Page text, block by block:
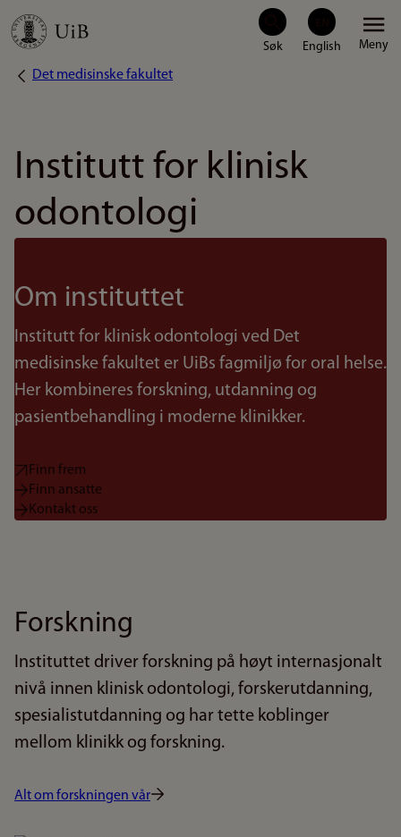
Hopp
Meny
Navigasjonssti
Det medisinske fakultet
Institutt for klinisk
odontologi
Om instituttet
Institutt for klinisk odontologi ved Det
medisinske fakultet er UiBs fagmiljø for oral helse.
Her kombineres forskning, utdanning og
pasientbehandling i moderne klinikker.
Finn frem
Finn ansatte
Kontakt oss
Forskning
Instituttet driver forskning på høyt internasjonalt
nivå innen klinisk odontologi, forskerutdanning,
spesialistutdanning og har tette koblinger
mellom klinikk og forskning.
Alt om forskningen vår